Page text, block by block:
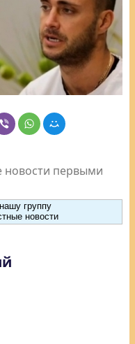
новости первыми
группу
новости